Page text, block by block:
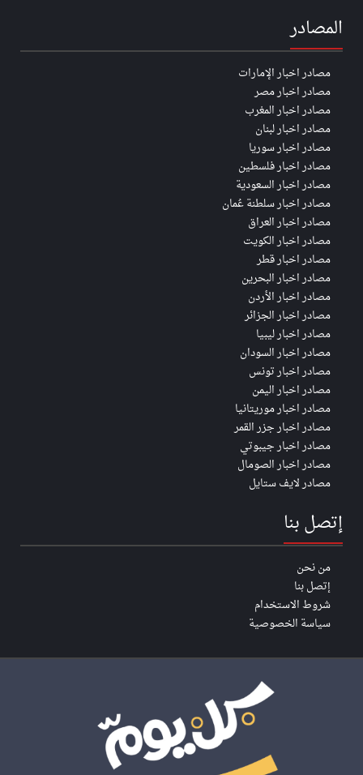
المصادر
مصادر اخبار الإمارات
مصادر اخبار مصر
مصادر اخبار المغرب
مصادر اخبار لبنان
مصادر اخبار سوريا
مصادر اخبار فلسطين
مصادر اخبار السعودية
مصادر اخبار سلطنة عُمان
مصادر اخبار العراق
مصادر اخبار الكويت
مصادر اخبار قطر
مصادر اخبار البحرين
مصادر اخبار الأردن
مصادر اخبار الجزائر
مصادر اخبار ليبيا
مصادر اخبار السودان
مصادر اخبار تونس
مصادر اخبار اليمن
مصادر اخبار موريتانيا
مصادر اخبار جزر القمر
مصادر اخبار جيبوتي
مصادر اخبار الصومال
مصادر لايف ستايل
إتصل بنا
من نحن
إتصل بنا
شروط الاستخدام
سياسة الخصوصية